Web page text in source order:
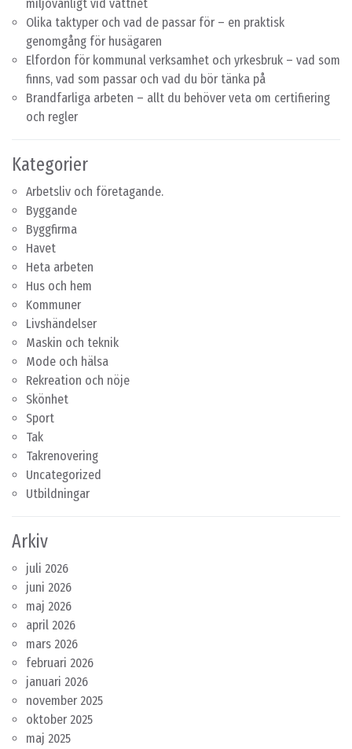
miljövänligt vid vattnet
Olika taktyper och vad de passar för – en praktisk
genomgång för husägaren
Elfordon för kommunal verksamhet och yrkesbruk – vad som
finns, vad som passar och vad du bör tänka på
Brandfarliga arbeten – allt du behöver veta om certifiering
och regler
Kategorier
Arbetsliv och företagande.
Byggande
Byggfirma
Havet
Heta arbeten
Hus och hem
Kommuner
Livshändelser
Maskin och teknik
Mode och hälsa
Rekreation och nöje
Skönhet
Sport
Tak
Takrenovering
Uncategorized
Utbildningar
Arkiv
juli 2026
juni 2026
maj 2026
april 2026
mars 2026
februari 2026
januari 2026
november 2025
oktober 2025
maj 2025